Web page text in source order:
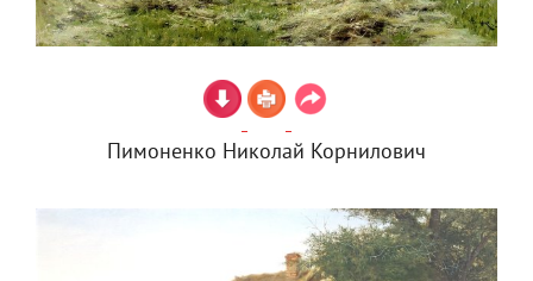
Пимоненко Николай Корнилович